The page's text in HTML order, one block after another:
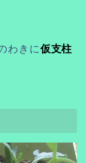
わきに仮支柱